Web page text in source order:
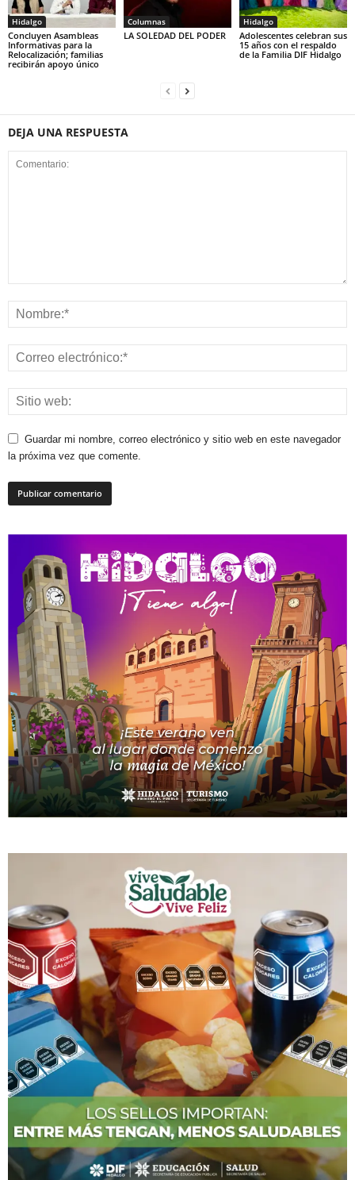
Hidalgo
Concluyen Asambleas
Informativas para la
Relocalización; familias
recibirán apoyo único
Columnas
LA SOLEDAD DEL PODER
Hidalgo
Adolescentes celebran sus
15 años con el respaldo
de la Familia DIF Hidalgo
DEJA UNA RESPUESTA
Guardar mi nombre, correo electrónico y sitio web en este navegador
la próxima vez que comente.